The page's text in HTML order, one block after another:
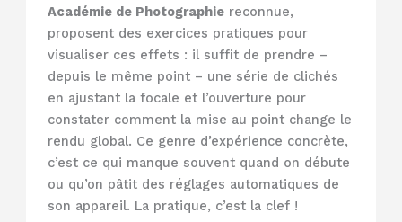
Académie de Photographie reconnue,
proposent des exercices pratiques pour
visualiser ces effets : il suffit de prendre –
depuis le même point – une série de clichés
en ajustant la focale et l’ouverture pour
constater comment la mise au point change le
rendu global. Ce genre d’expérience concrète,
c’est ce qui manque souvent quand on débute
ou qu’on pâtit des réglages automatiques de
son appareil. La pratique, c’est la clef !